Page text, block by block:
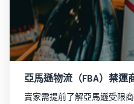
亞馬遜物流（FBA）禁運
賣家需提前了解亞馬遜受限